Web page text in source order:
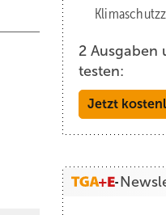
2 Ausgaben
testen:
Jetzt